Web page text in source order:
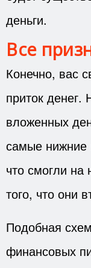
деньги.
Все
Конечно, вас
приток денег.
вложенных
самые нижние
что смогли на
того, что они
Подобная
финансовых